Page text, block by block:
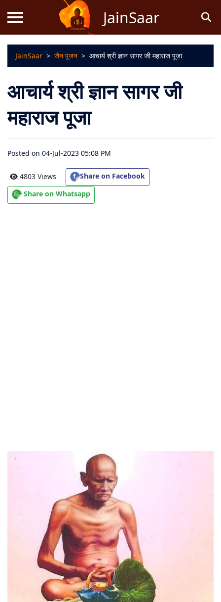
स्तोत्र
धर्म
कथाएं
जैन
पूजन
About
JainSaar
JainSaar > जैन पूजन > आचार्य श्री ज्ञान सागर जी महाराज पूजा
आचार्य श्री ज्ञान सागर जी
महाराज पूजा
Posted on 04-Jul-2023 05:08 PM
4803 Views
Share on Facebook
Share on Whatsapp